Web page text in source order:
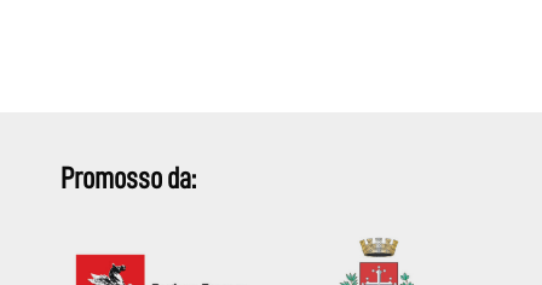
Promosso da: